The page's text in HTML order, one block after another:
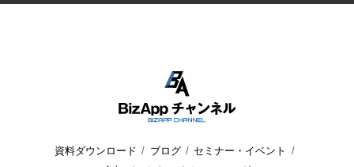
資料ダウンロード ブログ
セミナー・イベント